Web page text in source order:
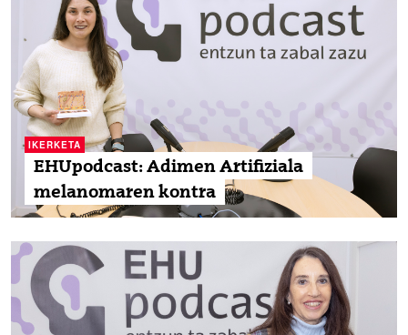
IKERKETA
EHUpodcast: Adimen Artifiziala
melanomaren kontra